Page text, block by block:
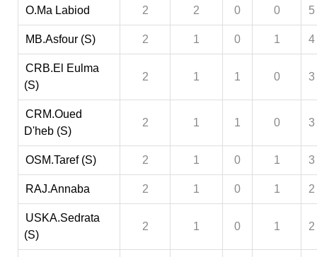
O.Ma Labiod 2 2 0 0 5
MB.Asfour (S) 2 1 0 1 4
CRB.El Eulma
(S)
2 1 1 0 3
CRM.Oued
D'heb (S)
2 1 1 0 3
OSM.Taref (S) 2 1 0 1 3
RAJ.Annaba 2 1 0 1 2
USKA.Sedrata
(S)
2 1 0 1 2